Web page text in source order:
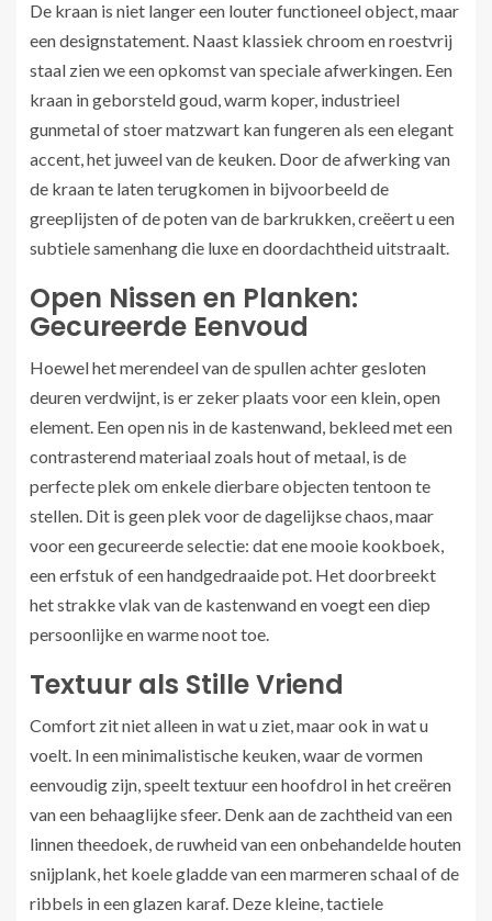
De kraan is niet langer een louter functioneel object, maar
een designstatement. Naast klassiek chroom en roestvrij
staal zien we een opkomst van speciale afwerkingen. Een
kraan in geborsteld goud, warm koper, industrieel
gunmetal of stoer matzwart kan fungeren als een elegant
accent, het juweel van de keuken. Door de afwerking van
de kraan te laten terugkomen in bijvoorbeeld de
greeplijsten of de poten van de barkrukken, creëert u een
subtiele samenhang die luxe en doordachtheid uitstraalt.
Open Nissen en Planken:
Gecureerde Eenvoud
Hoewel het merendeel van de spullen achter gesloten
deuren verdwijnt, is er zeker plaats voor een klein, open
element. Een open nis in de kastenwand, bekleed met een
contrasterend materiaal zoals hout of metaal, is de
perfecte plek om enkele dierbare objecten tentoon te
stellen. Dit is geen plek voor de dagelijkse chaos, maar
voor een gecureerde selectie: dat ene mooie kookboek,
een erfstuk of een handgedraaide pot. Het doorbreekt
het strakke vlak van de kastenwand en voegt een diep
persoonlijke en warme noot toe.
Textuur als Stille Vriend
Comfort zit niet alleen in wat u ziet, maar ook in wat u
voelt. In een minimalistische keuken, waar de vormen
eenvoudig zijn, speelt textuur een hoofdrol in het creëren
van een behaaglijke sfeer. Denk aan de zachtheid van een
linnen theedoek, de ruwheid van een onbehandelde houten
snijplank, het koele gladde van een marmeren schaal of de
ribbels in een glazen karaf. Deze kleine, tactiele